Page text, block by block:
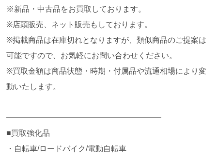
※新品・中古品をお買取しております。
※店頭販売、ネット販売もしております。
※掲載商品は在庫切れとなりますが、類似商品のご提案は
可能ですので、お気軽にお問い合わせください。
※買取金額は商品状態・時期・付属品や流通相場により変
動いたします。
━━━━━━━━━━━━━━━━━━━━
■買取強化品
・自転車/ロードバイク/電動自転車